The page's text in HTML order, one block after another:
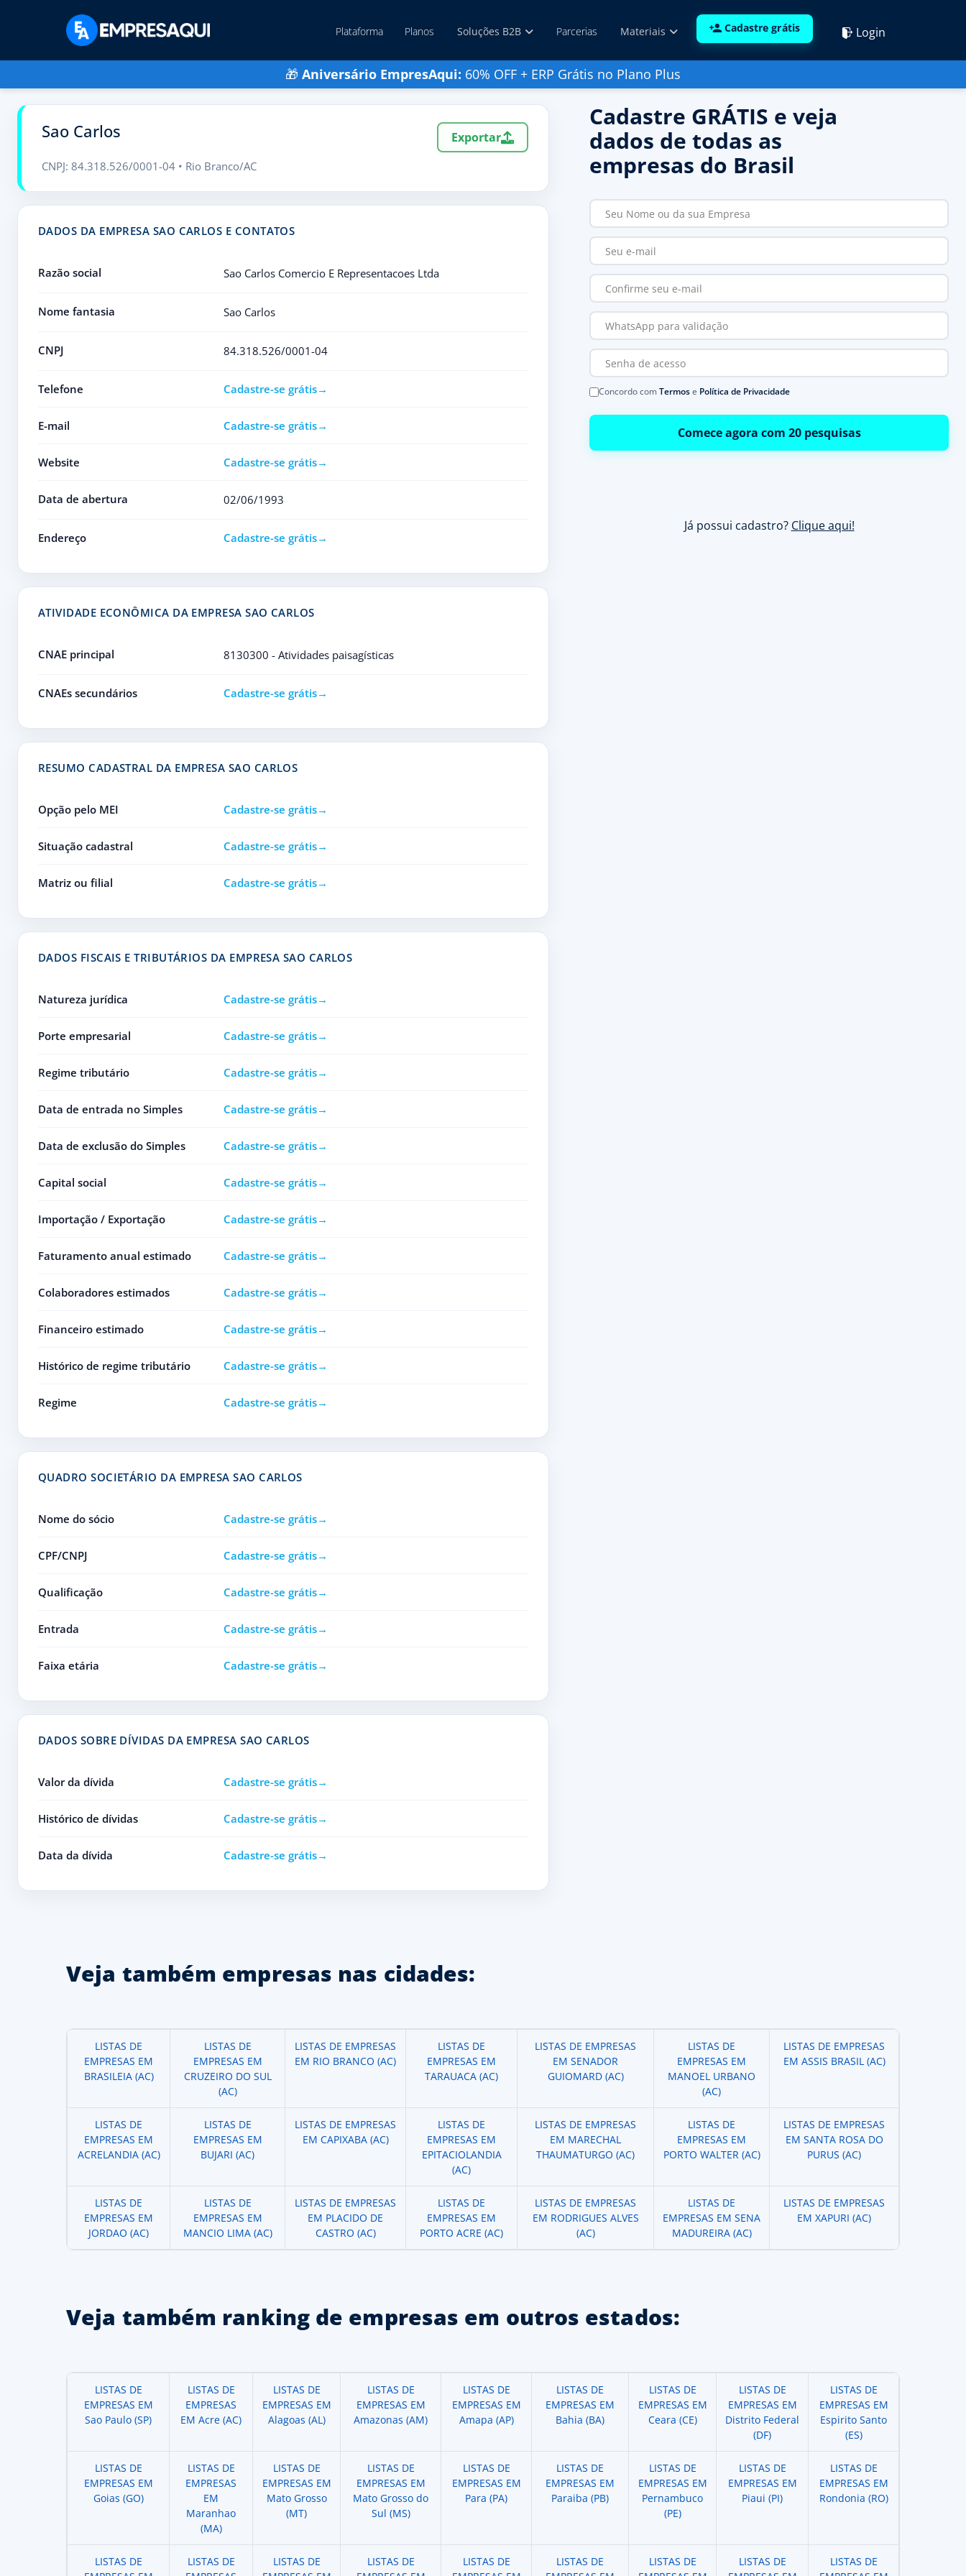
Plataforma Planos Soluções B2B Parcerias Materiais Cadastre grátis Login
🎁 Aniversário EmpresAqui: 60% OFF + ERP Grátis no Plano Plus
Sao Carlos Exportar
CNPJ: 84.318.526/0001-04 • Rio Branco/AC
DADOS DA EMPRESA SAO CARLOS E CONTATOS
Razão social Sao Carlos Comercio E Representacoes Ltda
Nome fantasia Sao Carlos
CNPJ 84.318.526/0001-04
Telefone Cadastre-se grátis
E-mail Cadastre-se grátis
Website Cadastre-se grátis
Data de abertura 02/06/1993
Endereço Cadastre-se grátis
ATIVIDADE ECONÔMICA DA EMPRESA SAO CARLOS
CNAE principal 8130300 - Atividades paisagísticas
CNAEs secundários Cadastre-se grátis
RESUMO CADASTRAL DA EMPRESA SAO CARLOS
Opção pelo MEI Cadastre-se grátis
Situação cadastral Cadastre-se grátis
Matriz ou filial Cadastre-se grátis
DADOS FISCAIS E TRIBUTÁRIOS DA EMPRESA SAO CARLOS
Natureza jurídica Cadastre-se grátis
Porte empresarial Cadastre-se grátis
Regime tributário Cadastre-se grátis
Data de entrada no Simples Cadastre-se grátis
Data de exclusão do Simples Cadastre-se grátis
Capital social Cadastre-se grátis
Importação / Exportação Cadastre-se grátis
Faturamento anual estimado Cadastre-se grátis
Colaboradores estimados Cadastre-se grátis
Financeiro estimado Cadastre-se grátis
Histórico de regime tributário Cadastre-se grátis
Regime Cadastre-se grátis
QUADRO SOCIETÁRIO DA EMPRESA SAO CARLOS
Nome do sócio Cadastre-se grátis
CPF/CNPJ Cadastre-se grátis
Qualificação Cadastre-se grátis
Entrada Cadastre-se grátis
Faixa etária Cadastre-se grátis
DADOS SOBRE DÍVIDAS DA EMPRESA SAO CARLOS
Valor da dívida Cadastre-se grátis
Histórico de dívidas Cadastre-se grátis
Data da dívida Cadastre-se grátis
Cadastre GRÁTIS e veja
dados de todas as
empresas do Brasil
Concordo comTermose Política de Privacidade
Comece agora com 20 pesquisas
Já possui cadastro? Clique aqui!
Veja também empresas nas cidades:
LISTAS DE
EMPRESAS EM
BRASILEIA (AC)
LISTAS DE
EMPRESAS EM
CRUZEIRO DO SUL
(AC)
LISTAS DE EMPRESAS
EM RIO BRANCO (AC)
LISTAS DE
EMPRESAS EM
TARAUACA (AC)
LISTAS DE EMPRESAS
EM SENADOR
GUIOMARD (AC)
LISTAS DE
EMPRESAS EM
MANOEL URBANO
(AC)
LISTAS DE EMPRESAS
EM ASSIS BRASIL (AC)
LISTAS DE
EMPRESAS EM
ACRELANDIA (AC)
LISTAS DE
EMPRESAS EM
BUJARI (AC)
LISTAS DE EMPRESAS
EM CAPIXABA (AC)
LISTAS DE
EMPRESAS EM
EPITACIOLANDIA
(AC)
LISTAS DE EMPRESAS
EM MARECHAL
THAUMATURGO (AC)
LISTAS DE
EMPRESAS EM
PORTO WALTER (AC)
LISTAS DE EMPRESAS
EM SANTA ROSA DO
PURUS (AC)
LISTAS DE
EMPRESAS EM
JORDAO (AC)
LISTAS DE
EMPRESAS EM
MANCIO LIMA (AC)
LISTAS DE EMPRESAS
EM PLACIDO DE
CASTRO (AC)
LISTAS DE
EMPRESAS EM
PORTO ACRE (AC)
LISTAS DE EMPRESAS
EM RODRIGUES ALVES
(AC)
LISTAS DE
EMPRESAS EM SENA
MADUREIRA (AC)
LISTAS DE EMPRESAS
EM XAPURI (AC)
Veja também ranking de empresas em outros estados:
LISTAS DE
EMPRESAS EM
Sao Paulo (SP)
LISTAS DE
EMPRESAS
EM Acre (AC)
LISTAS DE
EMPRESAS EM
Alagoas (AL)
LISTAS DE
EMPRESAS EM
Amazonas (AM)
LISTAS DE
EMPRESAS EM
Amapa (AP)
LISTAS DE
EMPRESAS EM
Bahia (BA)
LISTAS DE
EMPRESAS EM
Ceara (CE)
LISTAS DE
EMPRESAS EM
Distrito Federal
(DF)
LISTAS DE
EMPRESAS EM
Espirito Santo
(ES)
LISTAS DE
EMPRESAS EM
Goias (GO)
LISTAS DE
EMPRESAS
EM
Maranhao
(MA)
LISTAS DE
EMPRESAS EM
Mato Grosso
(MT)
LISTAS DE
EMPRESAS EM
Mato Grosso do
Sul (MS)
LISTAS DE
EMPRESAS EM
Para (PA)
LISTAS DE
EMPRESAS EM
Paraiba (PB)
LISTAS DE
EMPRESAS EM
Pernambuco
(PE)
LISTAS DE
EMPRESAS EM
Piaui (PI)
LISTAS DE
EMPRESAS EM
Rondonia (RO)
LISTAS DE
LISTAS DE
LISTAS DE
LISTAS DE
LISTAS DE
LISTAS DE
LISTAS DE
LISTAS DE
LISTAS DE